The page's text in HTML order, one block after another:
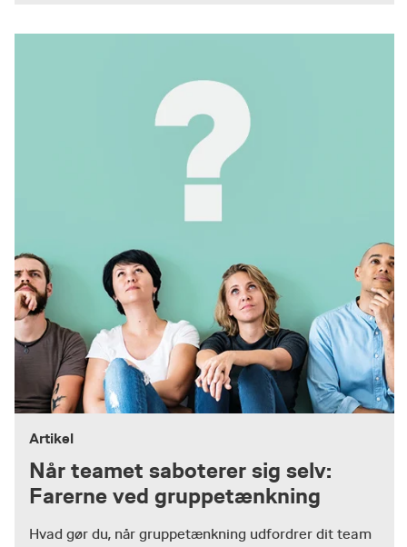
Artikel
Når teamet saboterer sig selv:
Farerne ved gruppetænkning
Hvad gør du, når gruppetænkning udfordrer dit team